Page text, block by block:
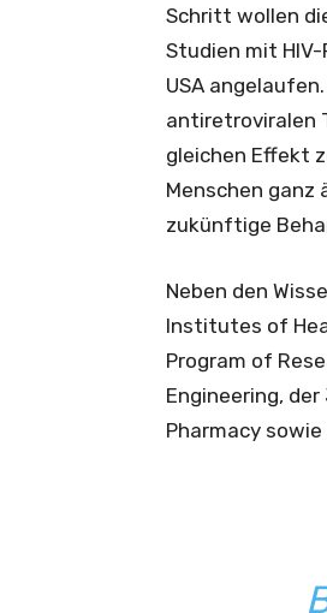
Schritt wollen
Studien mit
USA
antiretroviralen
gleichen Effekt
Menschen ganz
zukünftige
Neben den
Institutes of
Program of
Engineering,
Pharmacy